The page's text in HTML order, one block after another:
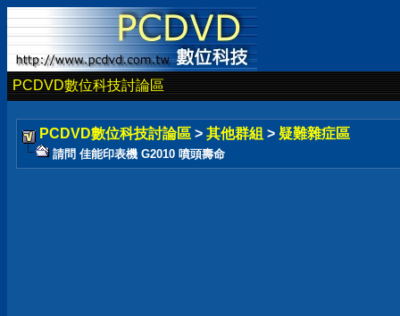
PCDVD數位科技討論區
PCDVD數位科技討論區 > 其他群組 > 疑難雜症區
請問 佳能印表機 G2010 噴頭壽命